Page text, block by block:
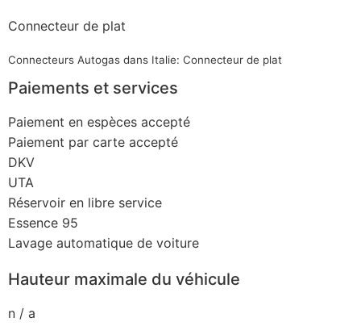
Connecteur de plat
Connecteurs Autogas dans Italie: Connecteur de plat
Paiements et services
Paiement en espèces accepté
Paiement par carte accepté
DKV
UTA
Réservoir en libre service
Essence 95
Lavage automatique de voiture
Hauteur maximale du véhicule
n / a